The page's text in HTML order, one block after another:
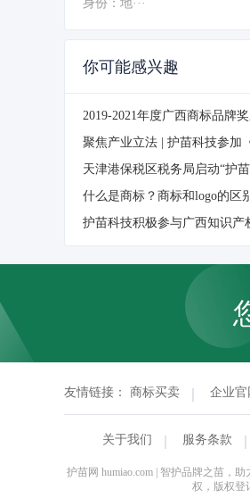
身份：地···
你可能感兴趣
2019-2021年度广西商标品牌
聚焦产业立法 | 护苗科技参加
天津港保税区税务局启动“护
什么是商标？商标和logo的区
护苗科技积极参与广西知识产
友情链接： 商标买卖 企业
关于我们 服务条款
护苗网 humiao.com | 智护品牌之苗，
权，版权登